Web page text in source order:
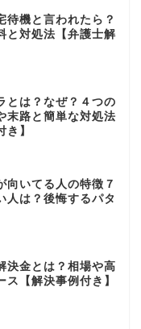
待機と言われたら？
と対処法【弁護士解
とは？なぜ？４つの
末路と簡単な対処法
き】
向いてる人の特徴７
人は？後悔するパタ
決金とは？相場や高
ス【解決事例付き】